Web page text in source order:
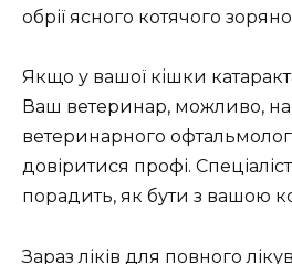
обрії ясного котячого
Якщо у вашої кішки
Ваш ветеринар, можливо,
ветеринарного
довіритися профі.
порадить, як бути з вашою
Зараз ліків для повного